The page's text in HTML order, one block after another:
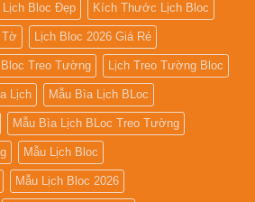
Lịch Bloc Đẹp Kích Thước Lịch Bloc
Tờ Lịch Bloc 2026 Giá Rẻ
Bloc Treo Tường Lịch Treo Tường Bloc
Lịch Mẫu Bìa Lịch BLoc
Mẫu Bìa Lịch BLoc Treo Tường
Mẫu Lịch Bloc
Mẫu Lịch Bloc 2026